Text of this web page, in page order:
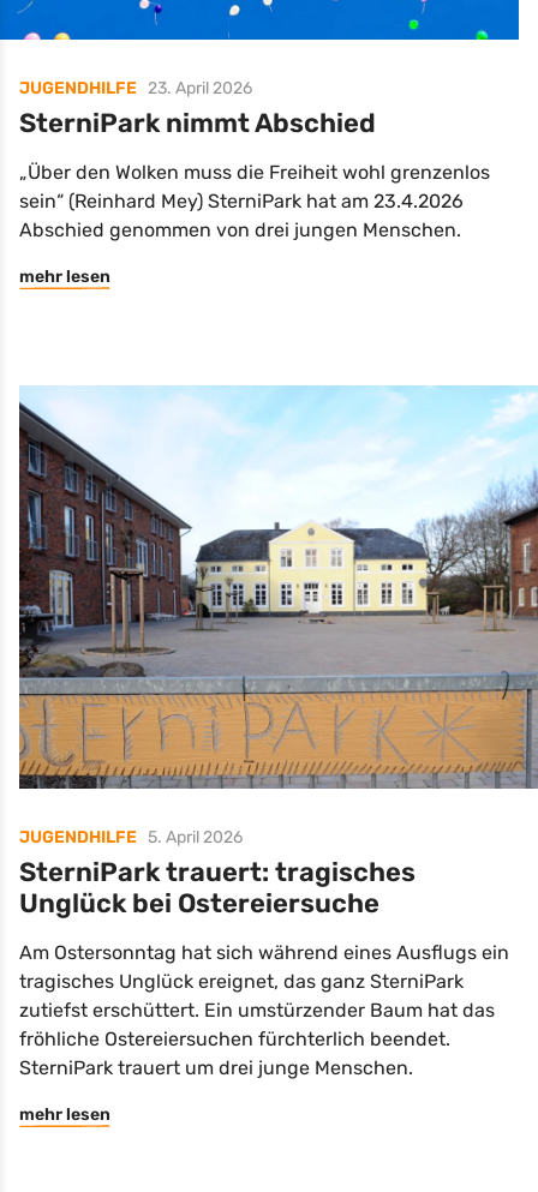
JUGENDHILFE 23. April 2026
SterniPark nimmt Abschied
„Über den Wolken muss die Freiheit wohl grenzenlos
sein“ (Reinhard Mey) SterniPark hat am 23.4.2026
Abschied genommen von drei jungen Menschen.
mehr lesen
JUGENDHILFE 5. April 2026
SterniPark trauert: tragisches
Unglück bei Ostereiersuche
Am Ostersonntag hat sich während eines Ausflugs ein
tragisches Unglück ereignet, das ganz SterniPark
zutiefst erschüttert. Ein umstürzender Baum hat das
fröhliche Ostereiersuchen fürchterlich beendet.
SterniPark trauert um drei junge Menschen.
mehr lesen